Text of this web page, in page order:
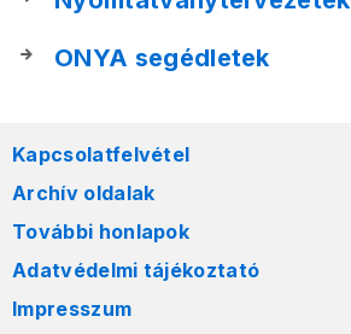
ONYA segédletek
Kapcsolatfelvétel
Archív oldalak
További honlapok
Adatvédelmi tájékoztató
Impresszum